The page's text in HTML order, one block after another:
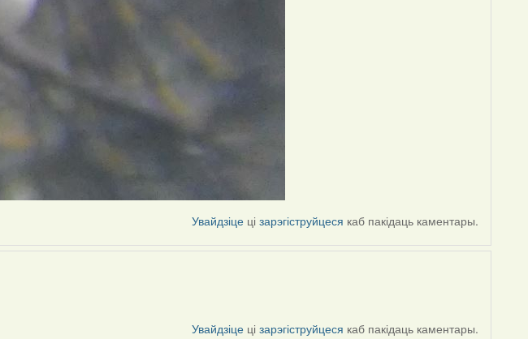
Увайдзіце цізарэгіструйцеся каб пакідаць каментары.
Увайдзіце цізарэгіструйцеся каб пакідаць каментары.